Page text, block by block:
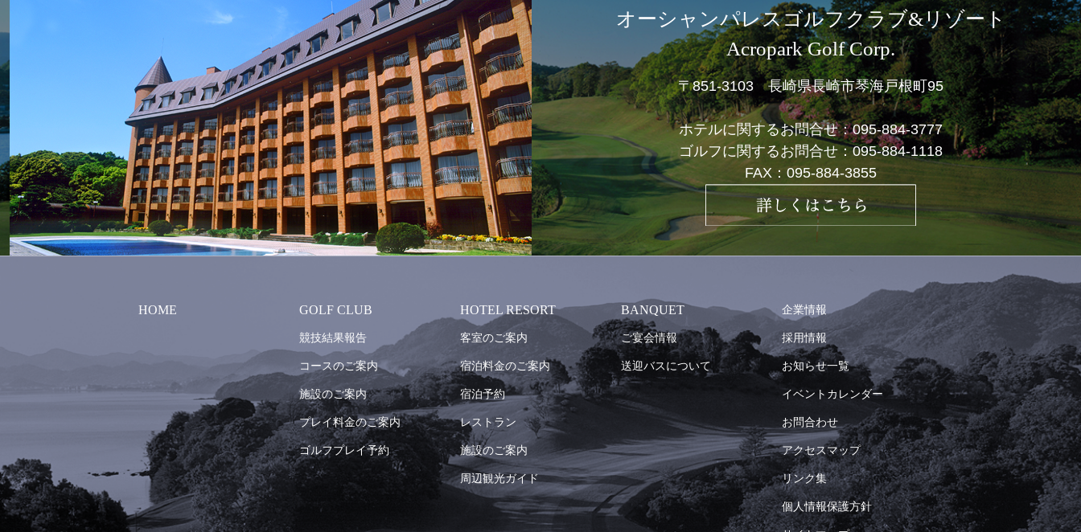
オーシャンパレスゴルフクラブ&リゾート
Acropark Golf Corp.
〒851-3103 長崎県長崎市琴海戸根町95
ホテルに関するお問合せ：095-884-3777
ゴルフに関するお問合せ：095-884-1118
FAX：095-884-3855
HOME GOLF CLUB
競技結果報告
コースのご案内
施設のご案内
プレイ料金のご案内
ゴルフプレイ予約
HOTEL RESORT
客室のご案内
宿泊料金のご案内
宿泊予約
レストラン
施設のご案内
周辺観光ガイド
BANQUET
ご宴会情報
送迎バスについて
企業情報
採用情報
お知らせ一覧
イベントカレンダー
お問合わせ
アクセスマップ
リンク集
個人情報保護方針